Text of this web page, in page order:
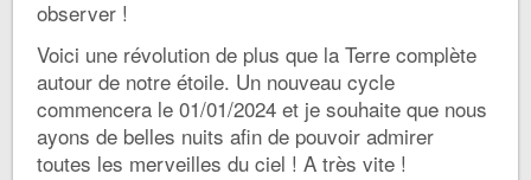
observer !
Voici une révolution de plus que la Terre complète
autour de notre étoile. Un nouveau cycle
commencera le 01/01/2024 et je souhaite que nous
ayons de belles nuits afin de pouvoir admirer
toutes les merveilles du ciel ! A très vite !